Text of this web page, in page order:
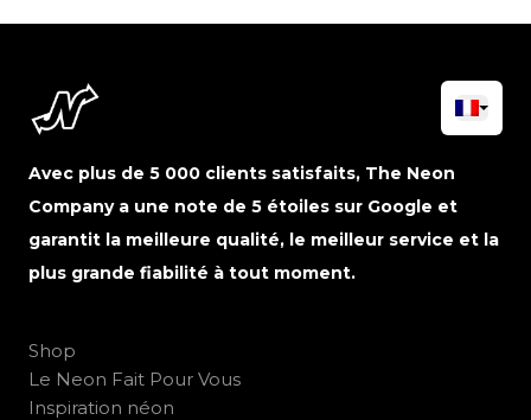
Avec plus de 5 000 clients satisfaits, The Neon
Company a une note de 5 étoiles sur Google et
garantit la meilleure qualité, le meilleur service et la
plus grande fiabilité à tout moment.
Shop
Le Neon Fait Pour Vous
Inspiration néon